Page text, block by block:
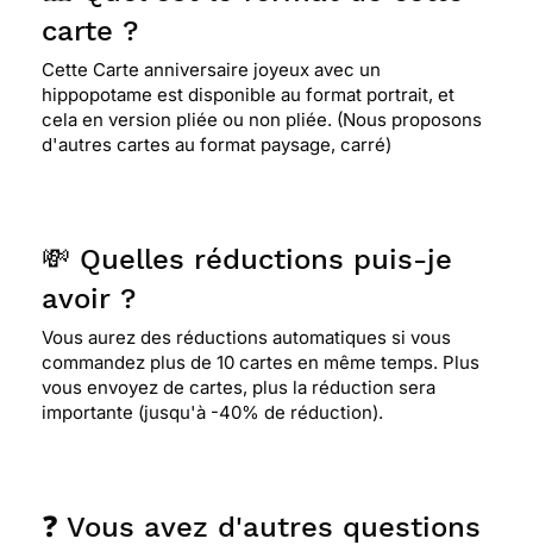
carte ?
Cette Carte anniversaire joyeux avec un
hippopotame est disponible au format portrait, et
cela en version pliée ou non pliée. (Nous proposons
d'autres cartes au format paysage, carré)
💸 Quelles réductions puis-je
avoir ?
Vous aurez des réductions automatiques si vous
commandez plus de 10 cartes en même temps. Plus
vous envoyez de cartes, plus la réduction sera
importante (jusqu'à -40% de réduction).
❓ Vous avez d'autres questions